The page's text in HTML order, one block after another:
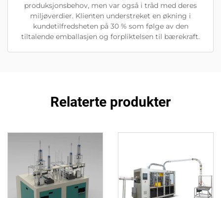
produksjonsbehov, men var også i tråd med deres
miljøverdier. Klienten understreket en økning i
kundetilfredsheten på 30 % som følge av den
tiltalende emballasjen og forpliktelsen til bærekraft.
Relaterte produkter